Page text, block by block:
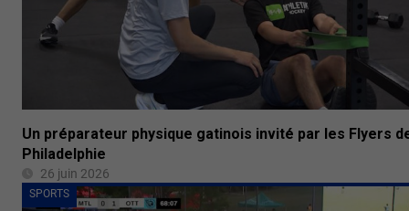
Un préparateur physique gatinois invité par les Flyers
Philadelphie
26 juin 2026
SPORTS